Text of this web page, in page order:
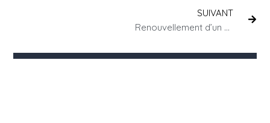
SUIVANT
Renouvellement d’un contrat à durée déterminée (CDD)